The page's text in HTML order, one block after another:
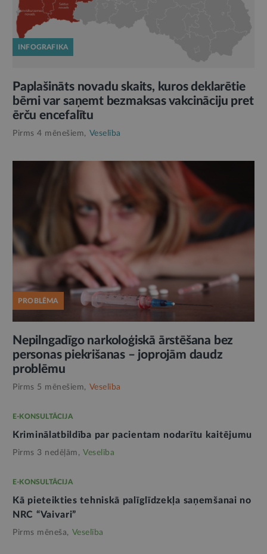
INFOGRAFIKA
Paplašināts novadu skaits, kuros deklarētie
bērni var saņemt bezmaksas vakcināciju pret
ērču encefalītu
Pirms 4 mēnešiem, Veselība
PROBLĒMA
Nepilngadīgo narkoloģiskā ārstēšana bez
personas piekrišanas – joprojām daudz
problēmu
Pirms 5 mēnešiem, Veselība
E-KONSULTĀCIJA
Kriminālatbildība par pacientam nodarītu kaitējumu
Pirms 3 nedēļām, Veselība
E-KONSULTĀCIJA
Kā pieteikties tehniskā palīglīdzekļa saņemšanai no
NRC “Vaivari”
Pirms mēneša, Veselība